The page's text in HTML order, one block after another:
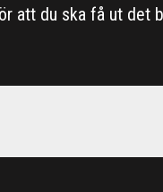
att du ska få ut det